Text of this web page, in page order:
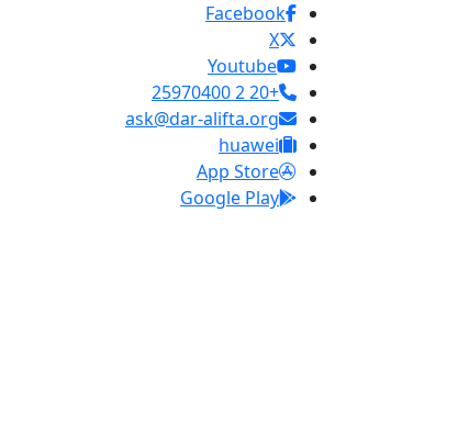
Facebook
X
Youtube
+20 2 25970400
ask@dar-alifta.org
huawei
App Store
Google Play